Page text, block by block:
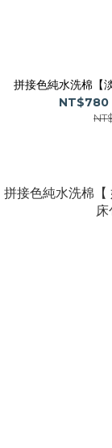
拼接色純水洗棉【
NT$780